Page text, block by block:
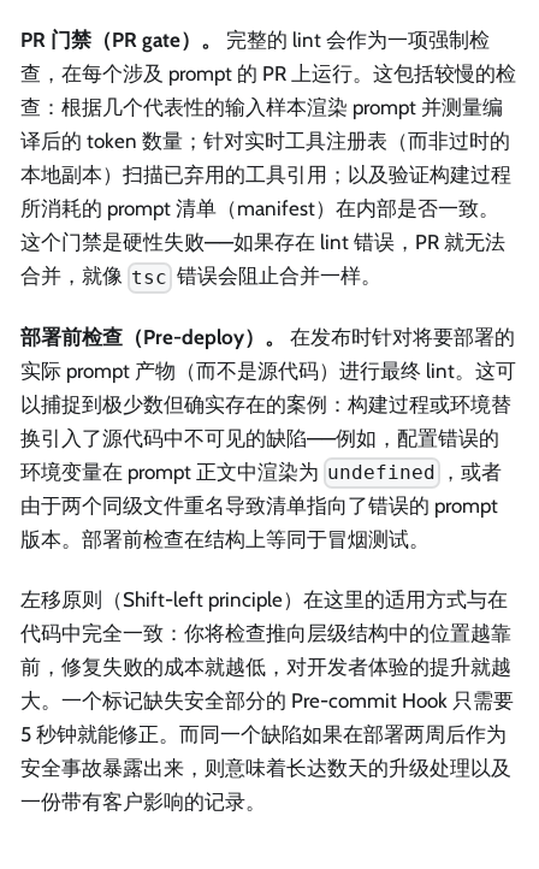
PR 门禁（PR gate）。
完整的 lint 会作为一项强制检
查，在每个涉及 prompt 的 PR 上运行。这包括较慢的检
查：根据几个代表性的输入样本渲染 prompt 并测量编
译后的 token 数量；针对实时工具注册表（而非过时的
本地副本）扫描已弃用的工具引用；以及验证构建过程
所消耗的 prompt 清单（manifest）在内部是否一致。
这个门禁是硬性失败——如果存在 lint 错误，PR 就无法
合并，就像 tsc 错误会阻止合并一样。
部署前检查（Pre-deploy）。
在发布时针对将要部署的
实际 prompt 产物（而不是源代码）进行最终 lint。这可
以捕捉到极少数但确实存在的案例：构建过程或环境替
换引入了源代码中不可见的缺陷——例如，配置错误的
环境变量在 prompt 正文中渲染为 undefined
，或者
由于两个同级文件重名导致清单指向了错误的 prompt
版本。部署前检查在结构上等同于冒烟测试。
左移原则（Shift-left principle）在这里的适用方式与在
代码中完全一致：你将检查推向层级结构中的位置越靠
前，修复失败的成本就越低，对开发者体验的提升就越
大。一个标记缺失安全部分的 Pre-commit Hook 只需要
5 秒钟就能修正。而同一个缺陷如果在部署两周后作为
安全事故暴露出来，则意味着长达数天的升级处理以及
一份带有客户影响的记录。